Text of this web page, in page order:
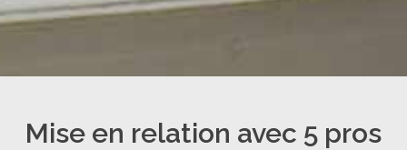
Mise en relation avec 5 pros